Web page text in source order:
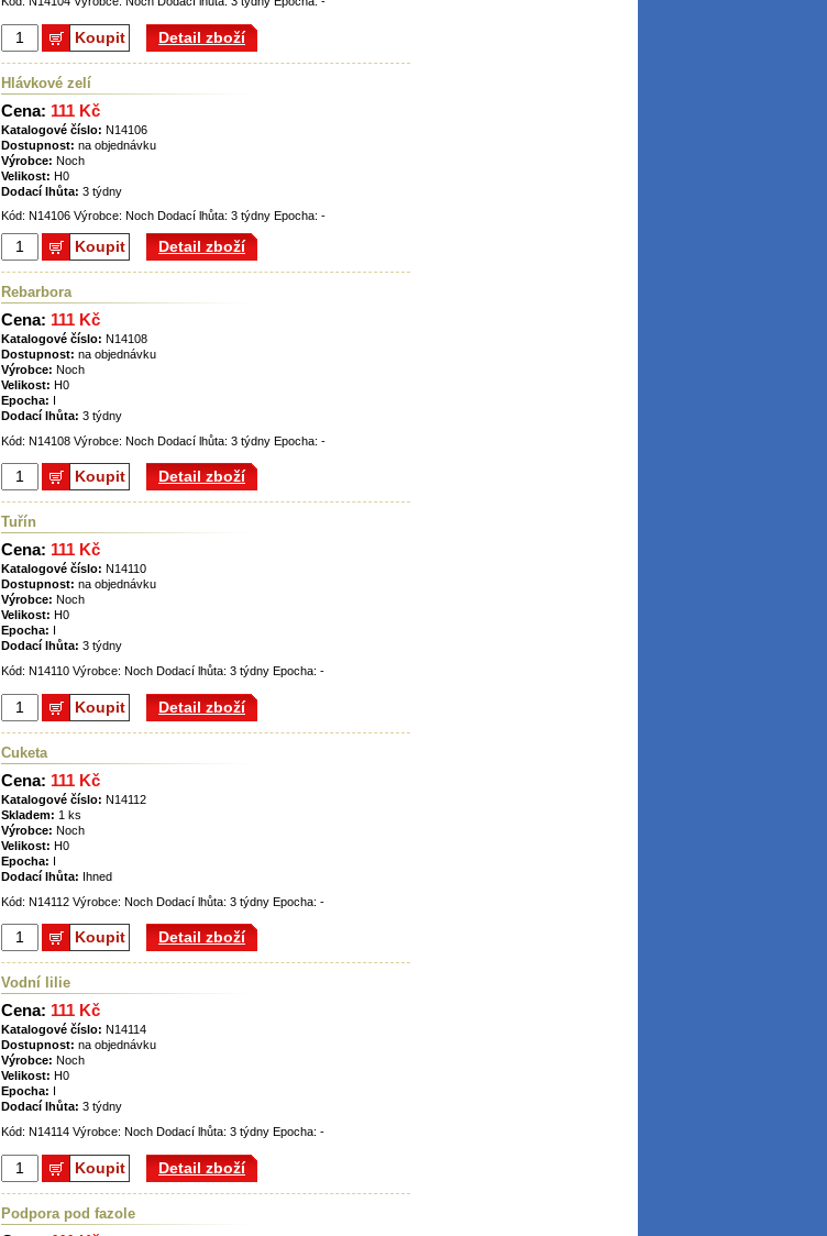
Koupit Detail zboží
Hlávkové zelí
Cena: 111 Kč
Katalogové číslo: N14106
Dostupnost: na objednávku
Výrobce: Noch
Velikost: H0
Dodací lhůta: 3 týdny
Kód: N14106 Výrobce: Noch Dodací lhůta: 3 týdny Epocha: -
Koupit Detail zboží
Rebarbora
Cena: 111 Kč
Katalogové číslo: N14108
Dostupnost: na objednávku
Výrobce: Noch
Velikost: H0
Epocha: I
Dodací lhůta: 3 týdny
Kód: N14108 Výrobce: Noch Dodací lhůta: 3 týdny Epocha: -
Koupit Detail zboží
Tuřín
Cena: 111 Kč
Katalogové číslo: N14110
Dostupnost: na objednávku
Výrobce: Noch
Velikost: H0
Epocha: I
Dodací lhůta: 3 týdny
Kód: N14110 Výrobce: Noch Dodací lhůta: 3 týdny Epocha: -
Koupit Detail zboží
Cuketa
Cena: 111 Kč
Katalogové číslo: N14112
Skladem: 1 ks
Výrobce: Noch
Velikost: H0
Epocha: I
Dodací lhůta: Ihned
Kód: N14112 Výrobce: Noch Dodací lhůta: 3 týdny Epocha: -
Koupit Detail zboží
Vodní lilie
Cena: 111 Kč
Katalogové číslo: N14114
Dostupnost: na objednávku
Výrobce: Noch
Velikost: H0
Epocha: I
Dodací lhůta: 3 týdny
Kód: N14114 Výrobce: Noch Dodací lhůta: 3 týdny Epocha: -
Koupit Detail zboží
Podpora pod fazole